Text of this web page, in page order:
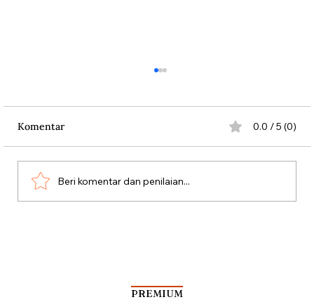
Dari Srebrenica ke Palestina
Komentar 0.0 / 5 (0)
Beri komentar dan penilaian...
PREMIUM